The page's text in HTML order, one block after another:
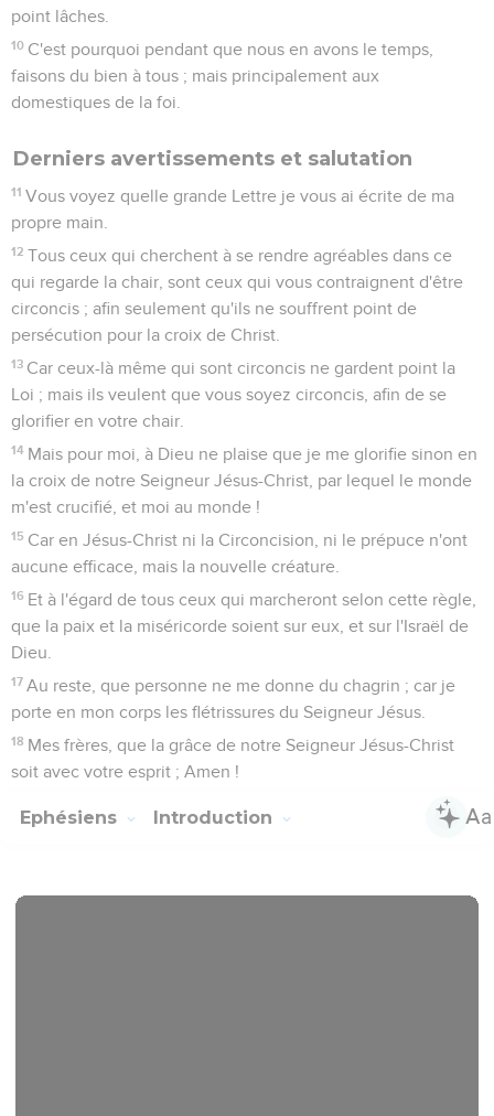
point lâches.
10 C'est pourquoi pendant que nous en avons le temps,
faisons du bien à tous ; mais principalement aux
domestiques de la foi.
Derniers avertissements et salutation
11 Vous voyez quelle grande Lettre je vous ai écrite de ma
propre main.
12 Tous ceux qui cherchent à se rendre agréables dans ce
qui regarde la chair, sont ceux qui vous contraignent d'être
circoncis ; afin seulement qu'ils ne souffrent point de
persécution pour la croix de Christ.
13 Car ceux-là même qui sont circoncis ne gardent point la
Loi ; mais ils veulent que vous soyez circoncis, afin de se
glorifier en votre chair.
14 Mais pour moi, à Dieu ne plaise que je me glorifie sinon en
la croix de notre Seigneur Jésus-Christ, par lequel le monde
m'est crucifié, et moi au monde !
15 Car en Jésus-Christ ni la Circoncision, ni le prépuce n'ont
aucune efficace, mais la nouvelle créature.
16 Et à l'égard de tous ceux qui marcheront selon cette règle,
que la paix et la miséricorde soient sur eux, et sur l'Israël de
Dieu.
17 Au reste, que personne ne me donne du chagrin ; car je
porte en mon corps les flétrissures du Seigneur Jésus.
18 Mes frères, que la grâce de notre Seigneur Jésus-Christ
soit avec votre esprit ; Amen !
Ephésiens Introduction